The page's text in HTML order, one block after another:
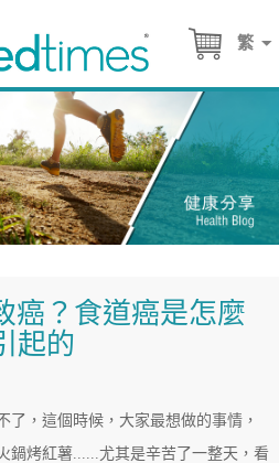
繁
癌？食道癌是怎麼
起的
了，這個時候，大家最想做的事情，
鍋烤紅薯......尤其是辛苦了一整天，看